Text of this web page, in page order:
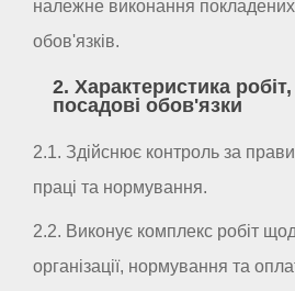
належне виконання
обов'язків.
2. Характеристика
посадові обов'язки
2.1. Здійснює контроль за
праці та нормування.
2.2. Виконує комплекс робіт
організації, нормування та